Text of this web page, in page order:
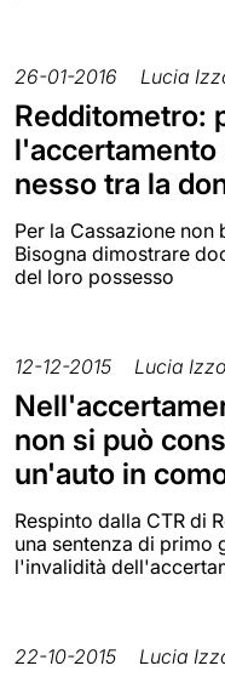
26-01-2016 Lucia
Redditometro:
l'accertamento
nesso tra la
Per la Cassazione
Bisogna dimostrare
del loro possesso
12-12-2015 Lucia Izzo
non si può
un'auto in
Respinto dalla CTR di
una sentenza di primo
l'invalidità
22-10-2015 Lucia